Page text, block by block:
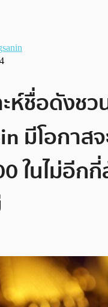
ะห์ชื่อดังช
มีโอกาสจ
ในไม่อีก